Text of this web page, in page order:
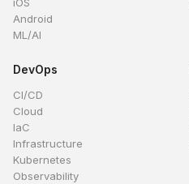
iOS
Android
ML/AI
DevOps
CI/CD
Cloud
IaC
Infrastructure
Kubernetes
Observability